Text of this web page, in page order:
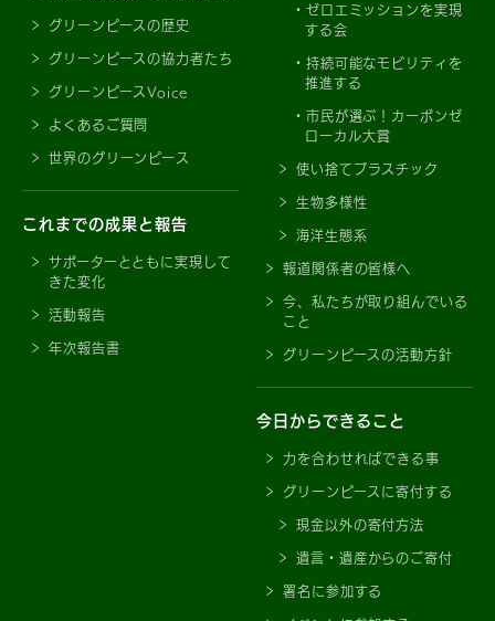
グリーンピースの歴史
グリーンピースの協力者たち
グリーンピースVoice
よくあるご質問
世界のグリーンピース
これまでの成果と報告
サポーターとともに実現して
きた変化
活動報告
年次報告書
ゼロエミッションを実現
する会
持続可能なモビリティを
推進する
市民が選ぶ！カーボンゼ
ローカル大賞
使い捨てプラスチック
生物多様性
海洋生態系
報道関係者の皆様へ
今、私たちが取り組んでいる
こと
グリーンピースの活動方針
今日からできること
力を合わせればできる事
グリーンピースに寄付する
現金以外の寄付方法
遺言・遺産からのご寄付
署名に参加する